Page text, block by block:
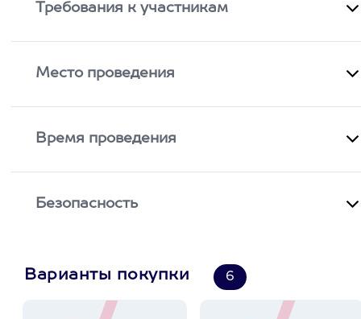
Требования к участникам
Место проведения
Время проведения
Безопасность
Варианты покупки 6